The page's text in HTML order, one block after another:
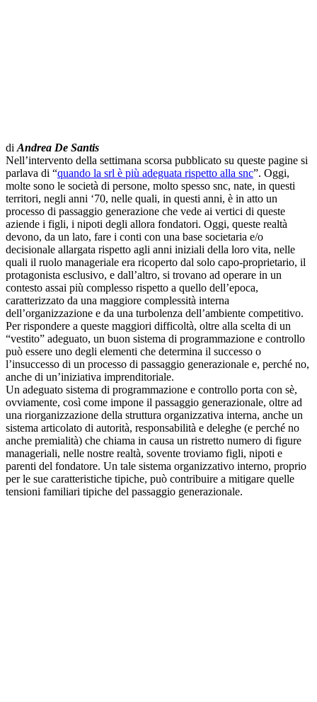
di Andrea De Santis
Nell’intervento della settimana scorsa pubblicato su queste pagine si
parlava di “quando la srl è più adeguata rispetto alla snc”. Oggi,
molte sono le società di persone, molto spesso snc, nate, in questi
territori, negli anni ‘70, nelle quali, in questi anni, è in atto un
processo di passaggio generazione che vede ai vertici di queste
aziende i figli, i nipoti degli allora fondatori. Oggi, queste realtà
devono, da un lato, fare i conti con una base societaria e/o
decisionale allargata rispetto agli anni iniziali della loro vita, nelle
quali il ruolo manageriale era ricoperto dal solo capo-proprietario, il
protagonista esclusivo, e dall’altro, si trovano ad operare in un
contesto assai più complesso rispetto a quello dell’epoca,
caratterizzato da una maggiore complessità interna
dell’organizzazione e da una turbolenza dell’ambiente competitivo.
Per rispondere a queste maggiori difficoltà, oltre alla scelta di un
“vestito” adeguato, un buon sistema di programmazione e controllo
può essere uno degli elementi che determina il successo o
l’insuccesso di un processo di passaggio generazionale e, perché no,
anche di un’iniziativa imprenditoriale.
Un adeguato sistema di programmazione e controllo porta con sè,
ovviamente, così come impone il passaggio generazionale, oltre ad
una riorganizzazione della struttura organizzativa interna, anche un
sistema articolato di autorità, responsabilità e deleghe (e perché no
anche premialità) che chiama in causa un ristretto numero di figure
manageriali, nelle nostre realtà, sovente troviamo figli, nipoti e
parenti del fondatore. Un tale sistema organizzativo interno, proprio
per le sue caratteristiche tipiche, può contribuire a mitigare quelle
tensioni familiari tipiche del passaggio generazionale.